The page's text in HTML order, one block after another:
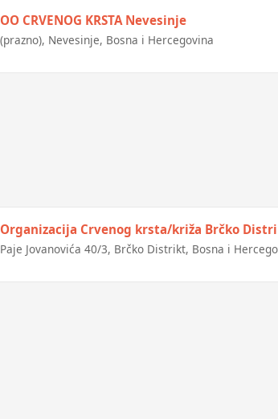
OO CRVENOG KRSTA Nevesinje
(prazno), Nevesinje, Bosna i Hercegovina
Organizacija Crvenog krsta/križa Brčko
Paje Jovanovića 40/3, Brčko Distrikt, Bosna i